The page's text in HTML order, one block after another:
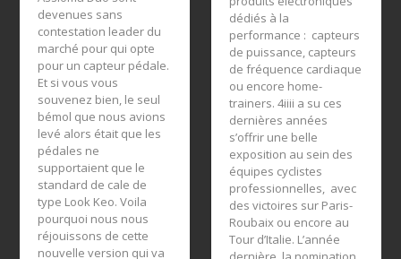
devenues sans
contestation leader du
marché pour qui opte
pour un capteur pédale.
Et si vous vous
souvenez bien, le seul
bémol que nous avions
levé alors était que les
pédales ne
supportaient que le
standard de cale de
type Look Keo. Voila
pourquoi nous nous
réjouissons de cette
nouvelle version qui va
dédiés à la
performance : capteurs
de puissance, capteurs
de fréquence cardiaque
ou encore home-
trainers. 4iiii a su ces
dernières années
s’offrir une belle
exposition au sein des
équipes cyclistes
professionnelles, avec
des victoires sur Paris-
Roubaix ou encore au
Tour d’Italie. L’année